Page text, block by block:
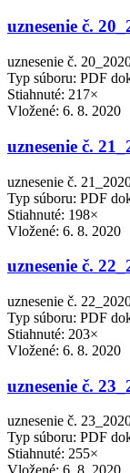
uznesenie č.
uznesenie č.
Typ súboru: PDF
Stiahnuté: 217×
Vložené: 6. 8. 2020
uznesenie č.
uznesenie č.
Typ súboru: PDF
Stiahnuté: 198×
Vložené: 6. 8. 2020
uznesenie č.
uznesenie č.
Typ súboru: PDF
Stiahnuté: 203×
Vložené: 6. 8. 2020
uznesenie č.
uznesenie č.
Typ súboru: PDF
Stiahnuté: 255×